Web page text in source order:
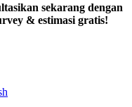
sekarang dengan
& estimasi gratis!